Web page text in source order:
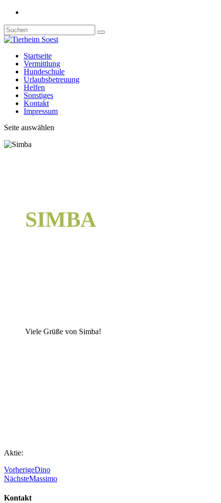
Startseite
Vermittlung
Hundeschule
Urlaubsbetreuung
Helfen
Sonstiges
Kontakt
Impressum
Seite auswählen
SIMBA
Viele Grüße von Simba!
Aktie:
VorherigeDino
NächsteMassimo
Kontakt